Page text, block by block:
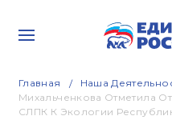
Главная Наша
Михальченкова Отметила
СЛПК К Экологии